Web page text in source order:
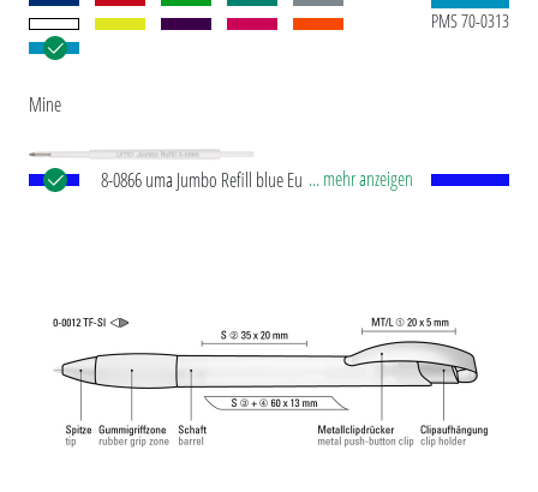
PMS 70-0313
Mine
8-0866 uma Jumbo Refill blue Europäische Jumbo
ISO 12757-2, dokumentenecht.
... mehr anzeigen